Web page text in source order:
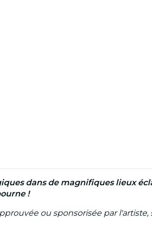
dans de magnifiques lieux
!
ou sponsorisée par